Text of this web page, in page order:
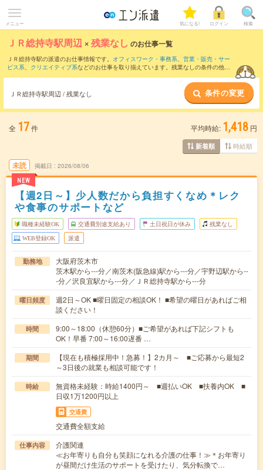
メニュー 気になる! ログイン 検索
ＪＲ総持寺駅周辺 ×残業なし のお仕事一覧
ＪＲ総持寺駅の派遣のお仕事情報です。 オフィスワーク・事務系、 営業・販売・サー
ビス系、 クリエイティブ系などのお仕事を取り揃えています。残業なしの条件の他
ＪＲ総持寺駅周辺 / 残業なし 条件の変更
全 17件 平均時給: 1,418 円
新着順 時給順
未読
NEW
掲載日 2026/08/06
【週2日～】少人数だから負担すくなめ＊レク
や食事のサポートなど
職種未経験OK 交通費別途支給あり 土日祝日が休み 残業なし
WEB登録OK 派遣
勤務地
大阪府茨木市
茨木駅から---分／南茨木(阪急線)駅から---分／宇野辺駅から--
-分／沢良宜駅から---分／ＪＲ総持寺駅から---分
曜日頻度
週2日～OK ■曜日固定の相談OK！ ■希望の曜日があればご相
談ください！
時間
9:00～18:00（休憩60分）■ご希望があれば下記シフトも
OK！早番 7:00～16:00遅番 …
期間
【現在も積極採用中！急募！】2カ月～ ■ご応募から最短2
～3日後の就業も相談可能です！
時給
無資格未経験：時給1400円～ ■週払いOK ■扶養内OK ■
日収1万1200円以上
交通費
交通費全額支給
仕事内容
介護関連
≪お年寄りも自分も笑顔になれる介護の仕事！≫＊お年寄り
が昼間だけ生活のサポートを受けたり、気分転換で…